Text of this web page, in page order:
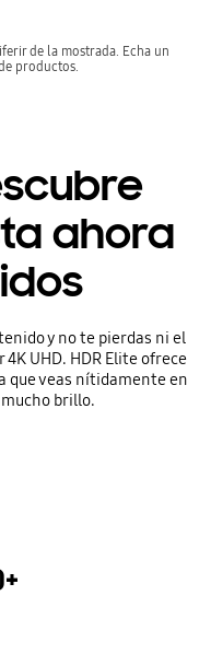
de la mostrada. Echa un
productos.
ahora
y no te pierdas ni el
UHD. HDR Elite ofrece
que veas nítidamente en
brillo.